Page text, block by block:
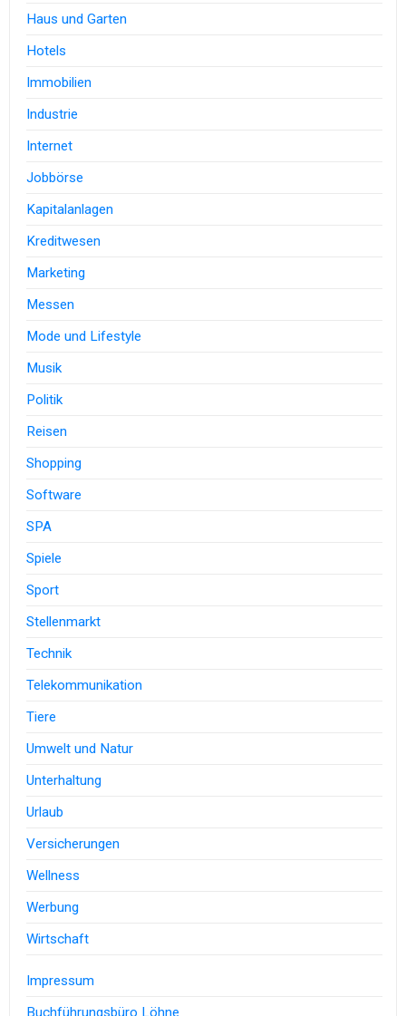
Haus und Garten
Hotels
Immobilien
Industrie
Internet
Jobbörse
Kapitalanlagen
Kreditwesen
Marketing
Messen
Mode und Lifestyle
Musik
Politik
Reisen
Shopping
Software
SPA
Spiele
Sport
Stellenmarkt
Technik
Telekommunikation
Tiere
Umwelt und Natur
Unterhaltung
Urlaub
Versicherungen
Wellness
Werbung
Wirtschaft
Impressum
Buchführungsbüro Löhne